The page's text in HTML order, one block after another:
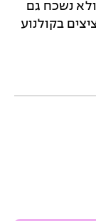
נשכח גם
בקולנוע